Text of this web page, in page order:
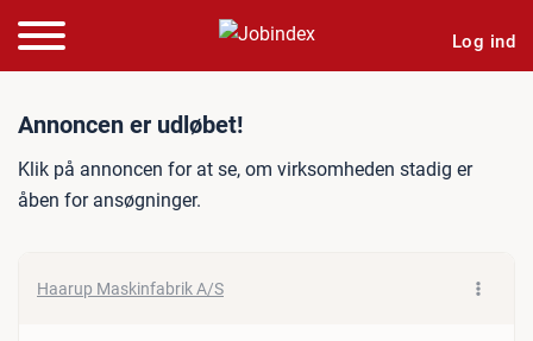
Log ind
Jobannonce:
Annoncen er udløbet!
Klik på annoncen for at se, om virksomheden stadig er
åben for ansøgninger.
Haarup Maskinfabrik A/S